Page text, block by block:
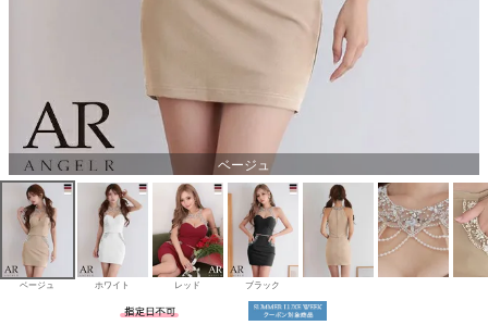
ベージュ
ベージュ ホワイト レッド ブラック